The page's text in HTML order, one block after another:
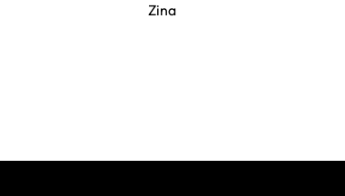
Zina